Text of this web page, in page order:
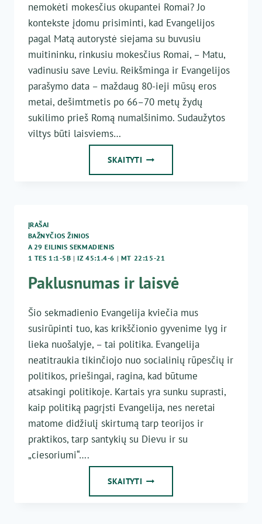
nemokėti mokesčius okupantei Romai? Jo
kontekste įdomu prisiminti, kad Evangelijos
pagal Matą autorystė siejama su buvusiu
muitininku, rinkusiu mokesčius Romai, – Matu,
vadinusiu save Leviu. Reikšminga ir Evangelijos
parašymo data – maždaug 80-ieji mūsų eros
metai, dešimtmetis po 66–70 metų žydų
sukilimo prieš Romą numalšinimo. Sudaužytos
viltys būti laisviems…
SKAITYTI AR
ĮRAŠAI
BAŽNYČIOS ŽINIOS
A 29 EILINIS SEKMADIENIS
1 TES 1:1-5B |IZ 45:1.4-6 | MT 22:15-21
Paklusnumas ir laisvė
Šio sekmadienio Evangelija kviečia mus
susirūpinti tuo, kas krikščionio gyvenime lyg ir
lieka nuošalyje, – tai politika. Evangelija
neatitraukia tikinčiojo nuo socialinių rūpesčių ir
politikos, priešingai, ragina, kad būtume
atsakingi politikoje. Kartais yra sunku suprasti,
kaip politiką pagrįsti Evangelija, nes neretai
matome didžiulį skirtumą tarp teorijos ir
praktikos, tarp santykių su Dievu ir su
„ciesoriumi“….
SKAITYTI PAKLUSNUMAS